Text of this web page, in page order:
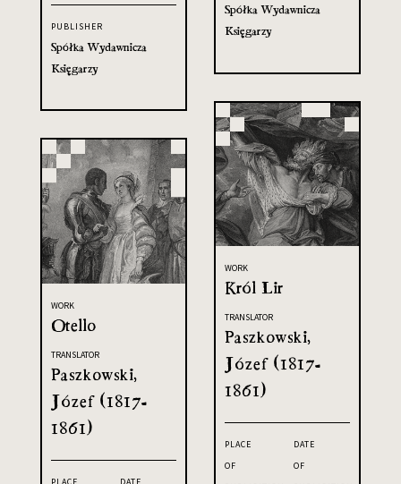
Spółka Wydawnicza
Księgarzy
PUBLISHER
Spółka Wydawnicza
Księgarzy
WORK
Król Lir
TRANSLATOR
Paszkowski,
Józef (1817-
1861)
PLACE
OF
DATE
OF
WORK
Otello
TRANSLATOR
Paszkowski,
Józef (1817-
1861)
PLACE
DATE